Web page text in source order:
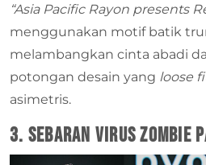
“Asia Pacific Rayon presents
menggunakan motif batik
melambangkan cinta abadi
potongan desain yang loose
asimetris.
3. Sebaran Virus Zombie